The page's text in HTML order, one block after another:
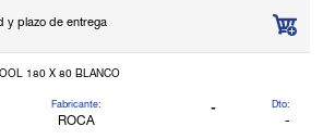
y plazo de entrega
180 X 80 BLANCO
Fabricante:
ROCA
- Dto:
-